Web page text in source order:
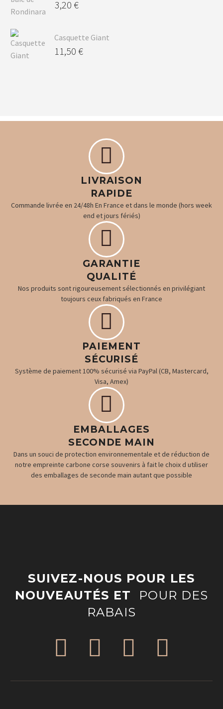
3,20 €
Casquette Giant
11,50 €


LIVRAISON
RAPIDE
Commande livrée en 24/48h En France et dans le monde (hors week
end et jours fériés)


GARANTIE
QUALITÉ
Nos produits sont rigoureusement sélectionnés en privilégiant
toujours ceux fabriqués en France


PAIEMENT
SÉCURISÉ
Système de paiement 100% sécurisé via PayPal (CB, Mastercard,
Visa, Amex)


EMBALLAGES
SECONDE MAIN
Dans un souci de protection environnementale et de réduction de
notre empreinte carbone corse souvenirs à fait le choix d utiliser
des emballages de seconde main autant que possible
SUIVEZ-NOUS POUR LES
NOUVEAUTÉS ET
POUR DES
RABAIS